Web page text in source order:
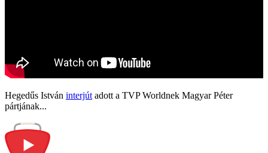
Hegedűs István interjút adott a TVP Worldnek Magyar Péter
pártjának...